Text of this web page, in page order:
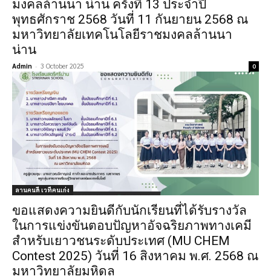
มงคลล้านนา น่าน ครั้งที่ 13 ประจำปี
พุทธศักราช 2568 วันที่ 11 กันยายน 2568 ณ
มหาวิทยาลัยเทคโนโลยีราชมงคลล้านนา
น่าน
Admin - 3 October 2025 0
ลานคนดี เวทีคนเก่ง
ขอแสดงความยินดีกับนักเรียนที่ได้รับรางวัล
ในการแข่งขันตอบปัญหาอัจฉริยภาพทางเคมี
สำหรับเยาวชนระดับประเทศ (MU CHEM
Contest 2025) วันที่ 16 สิงหาคม พ.ศ. 2568 ณ
มหาวิทยาลัยมหิดล